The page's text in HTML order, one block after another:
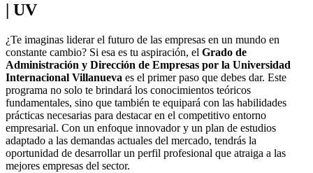
| UV
¿Te imaginas liderar el futuro de las empresas en un mundo en
constante cambio? Si esa es tu aspiración, el Grado de
Administración y Dirección de Empresas por la Universidad
Internacional Villanueva es el primer paso que debes dar. Este
programa no solo te brindará los conocimientos teóricos
fundamentales, sino que también te equipará con las habilidades
prácticas necesarias para destacar en el competitivo entorno
empresarial. Con un enfoque innovador y un plan de estudios
adaptado a las demandas actuales del mercado, tendrás la
oportunidad de desarrollar un perfil profesional que atraiga a las
mejores empresas del sector.